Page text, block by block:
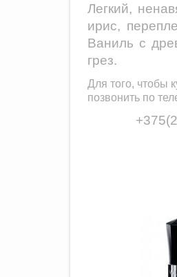
Легкий,
ирис,
Ваниль с
грез.
Для того, чтобы
позвонить по